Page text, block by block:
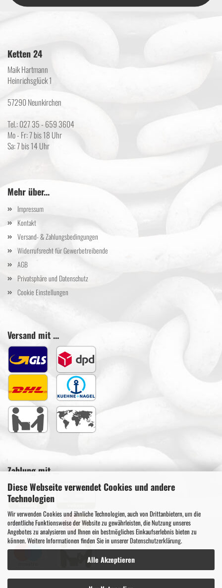
Diese Webseite verwendet Cookies und andere
Technologien
Wir verwenden Cookies und ähnliche Technologien, auch von Drittanbietern, um die
ordentliche Funktionsweise der Website zu gewährleisten, die Nutzung unseres
Angebotes zu analysieren und Ihnen ein bestmögliches Einkaufserlebnis bieten zu
können. Weitere Informationen finden Sie in unsererDatenschutzerklärung.
Alle Akzeptieren
Ketten 24
Maik Hartmann
Heinrichsglück 1
57290 Neunkirchen
Tel.: 027 35 - 659 3604
Mo - Fr: 7 bis 18 Uhr
Sa: 7 bis 14 Uhr
Mehr über...
Impressum
Kontakt
Versand- & Zahlungsbedingungen
Widerrufsrecht für Gewerbetreibende
AGB
Privatsphäre und Datenschutz
Cookie Einstellungen
Versand mit ...
Zahlung mit ...